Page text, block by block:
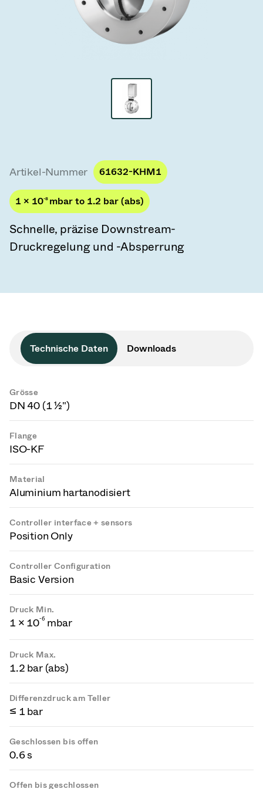
Vakuum-Transferventile
Vakuum-Transfertüren
Vakuumventil-Designoptionen
ITER Vakuumventilkatalog
Artikel-Nummer 61632-KHM1
1 × 10-8 mbar to 1.2 bar (abs)
Schnelle, präzise Downstream-
Druckregelung und -Absperrung
Technische Daten Downloads
Grösse
DN 40 (1 ½")
Flange
ISO-KF
Material
Aluminium hartanodisiert
Controller interface + sensors
Position Only
Controller Configuration
Basic Version
Druck Min.
1 × 10-6 mbar
Druck Max.
1.2 bar (abs)
Differenzdruck am Teller
≤ 1 bar
Geschlossen bis offen
0.6 s
Offen bis geschlossen